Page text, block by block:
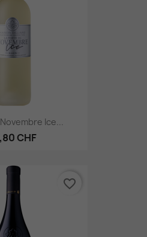
Ice...
CHF
favorite_border